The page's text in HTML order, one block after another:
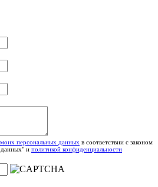
персональных данных в соответствии с законом
и политикой конфиденциальности